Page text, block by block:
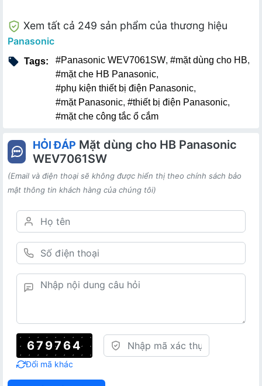
Xem tất cả 249 sản phẩm của thương hiệu
Panasonic
Tags: #Panasonic WEV7061SW, #mặt dùng cho HB,
#mặt che HB Panasonic,
#phụ kiện thiết bị điện Panasonic,
#mặt Panasonic, #thiết bị điện Panasonic,
#mặt che công tắc ổ cắm
HỎI ĐÁP Mặt dùng cho HB Panasonic
WEV7061SW
(Email và điện thoại sẽ không được hiển thị theo chính sách bảo
mật thông tin khách hàng của chúng tôi)
679764
Đổi mã khác